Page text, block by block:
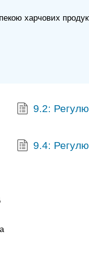
харчових
9.2:
9.4: